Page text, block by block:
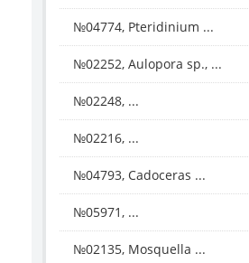
№04774, Pteridinium ...
№02252, Aulopora sp., ...
№02248, ...
№02216, ...
№04793, Cadoceras ...
№05971, ...
№02135, Mosquella ...